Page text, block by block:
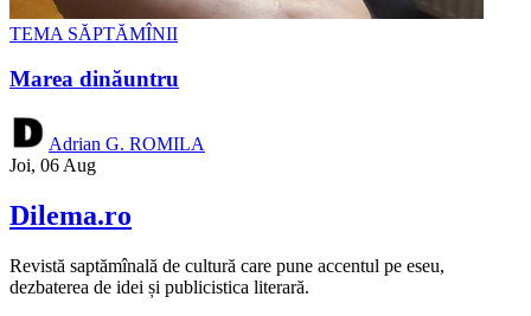
TEMA SĂPTĂMÎNII
Marea dinăuntru
Adrian G. ROMILA
Joi, 06 Aug
Dilema.ro
Revistă saptămînală de cultură care pune accentul pe eseu,
dezbaterea de idei și publicistica literară.